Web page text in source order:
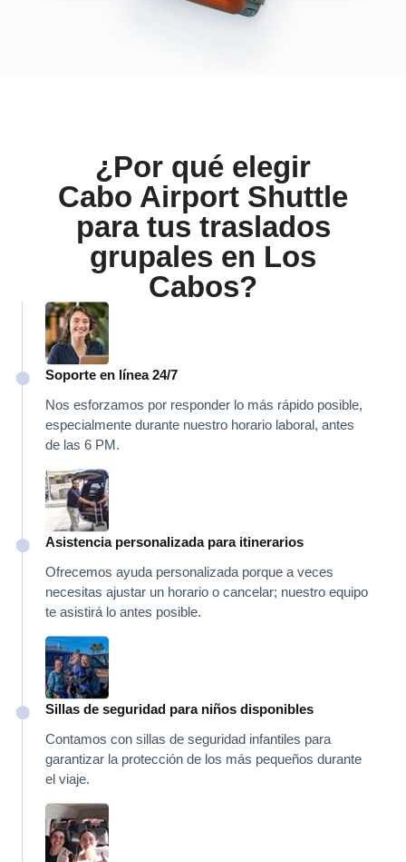
¿Por qué elegir
Cabo Airport Shuttle
para tus traslados
grupales en Los
Cabos?
Soporte en línea 24/7
Nos esforzamos por responder lo más rápido posible,
especialmente durante nuestro horario laboral, antes
de las 6 PM.
Asistencia personalizada para itinerarios
Ofrecemos ayuda personalizada porque a veces
necesitas ajustar un horario o cancelar; nuestro equipo
te asistirá lo antes posible.
Sillas de seguridad para niños disponibles
Contamos con sillas de seguridad infantiles para
garantizar la protección de los más pequeños durante
el viaje.